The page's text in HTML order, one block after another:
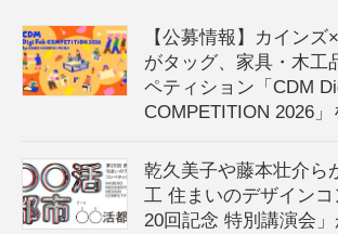
【公募情報】カイン
がタッグ、家具・木工
ペティション「CDM
COMPETITION 2026
乾久美子や藤本壮介ら
工 住まいのデザイン
20回記念 特別講演会